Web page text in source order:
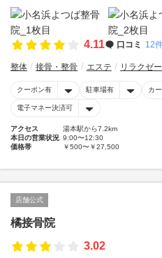
4.11 口コミ 12
整体 接骨・整骨 エステ リラクゼ
クーポン有 駐車場有 カ
電子マネー決済可
アクセス
湯本駅から7.2km
本日の営業状況 9:00〜12:30
価格帯
￥500〜￥27,500
店舗公式
橘接骨院
3.02